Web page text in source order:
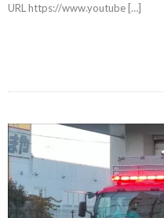
URL https://www.youtube […]